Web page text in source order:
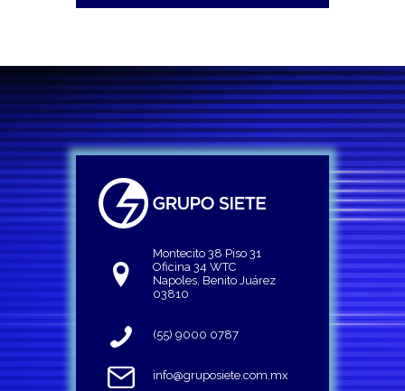
Montecito 38 Piso 31
Oficina 34 WTC
Napoles, Benito Juárez
03810
(55) 9000 0787
info@gruposiete.com.mx